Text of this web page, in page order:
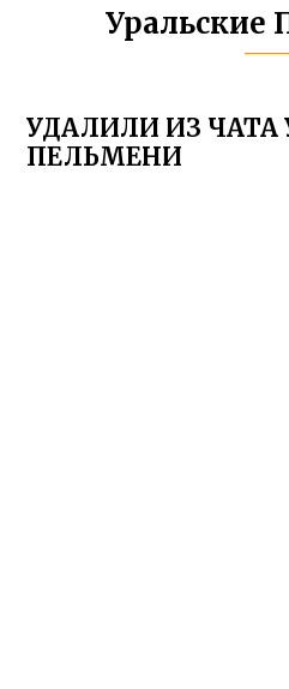
Уральские
УДАЛИЛИ ИЗ ЧАТА
ПЕЛЬМЕНИ